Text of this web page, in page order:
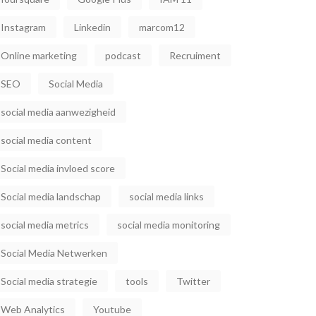
Instagram Linkedin marcom12
Online marketing podcast Recruiment
SEO Social Media
social media aanwezigheid
social media content
Social media invloed score
Social media landschap social media links
social media metrics social media monitoring
Social Media Netwerken
Social media strategie tools Twitter
Web Analytics Youtube